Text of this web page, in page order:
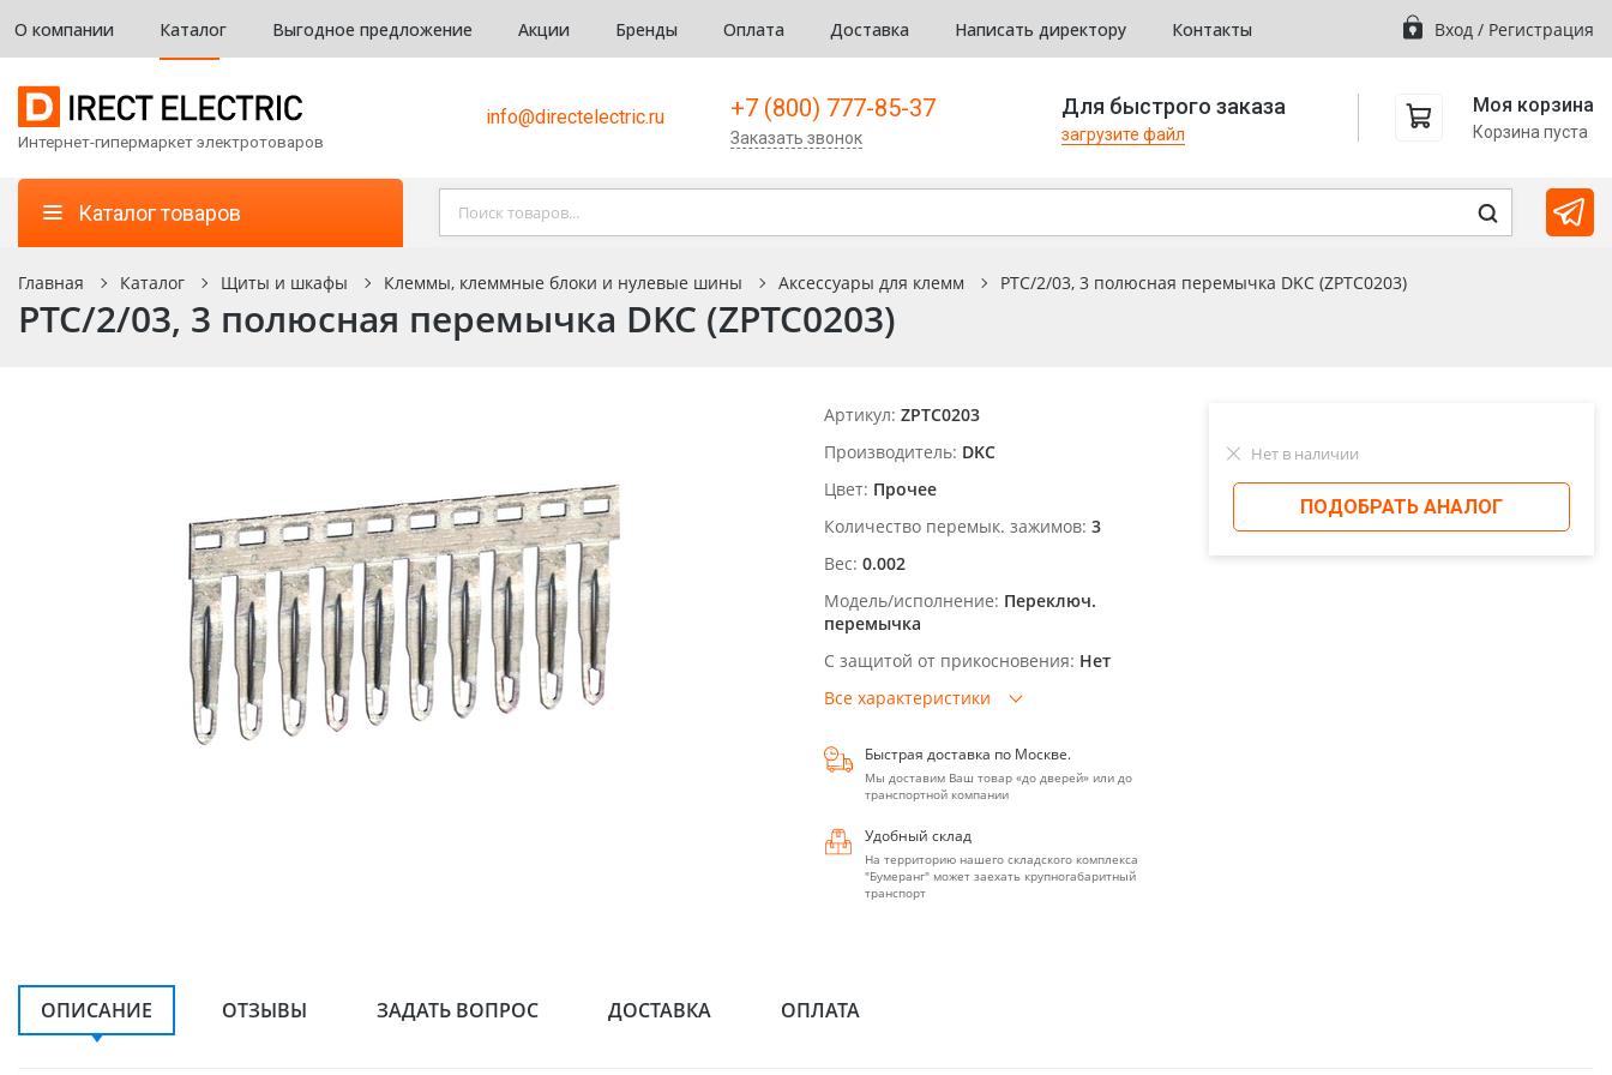
О компании Каталог Выгодное предложение Акции Бренды Оплата Доставка Написать директору Контакты Вход / Регистрация
Интернет-гипермаркет электротоваров
info@directelectric.ru +7 (800) 777-85-37
Заказать звонок
Для быстрого заказа
загрузите файл
Моя корзина
Корзина пуста
Каталог товаров
Главная Каталог Щиты и шкафы Клеммы, клеммные блоки и нулевые шины Аксессуары для клемм PTC/2/03, 3 полюсная перемычка DKC (ZPTC0203)
PTC/2/03, 3 полюсная перемычка DKC (ZPTC0203)
Артикул: ZPTC0203
Производитель: DKC
Цвет: Прочее
Количество перемык. зажимов: 3
Вес: 0.002
Модель/исполнение: Переключ.
перемычка
С защитой от прикосновения: Нет
Все характеристики
Быстрая доставка по Москве.
Мы доставим Ваш товар «до дверей» или до
транспортной компании
Удобный склад
На территорию нашего складского комплекса
"Бумеранг" может заехать крупногабаритный
транспорт
Нет в наличии
ПОДОБРАТЬ АНАЛОГ
ОПИСАНИЕ ОТЗЫВЫ ЗАДАТЬ ВОПРОС ДОСТАВКА ОПЛАТА